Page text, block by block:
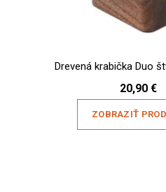
Drevená krabička Duo
20,90 €
ZOBRAZIŤ